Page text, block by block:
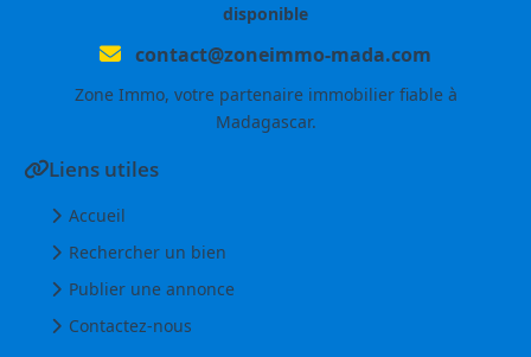
disponible
contact@zoneimmo-mada.com
Zone Immo, votre partenaire immobilier fiable à
Madagascar.
Liens utiles
Accueil
Rechercher un bien
Publier une annonce
Contactez-nous